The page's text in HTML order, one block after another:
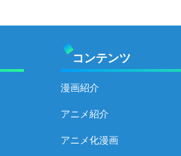
コンテンツ
漫画紹介
アニメ紹介
アニメ化漫画